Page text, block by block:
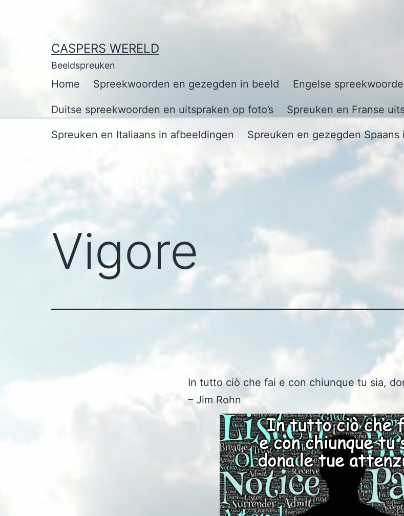
CASPERS WERELD
Beeldspreuken
Home Spreekwoorden en gezegden in beeld Engelse
Duitse spreekwoorden en uitspraken op foto’s Spreuken en Franse
Spreuken en Italiaans in afbeeldingen Spreuken en gezegden Spaans
Vigore
In tutto ciò che fai e con chiunque tu sia,
– Jim Rohn